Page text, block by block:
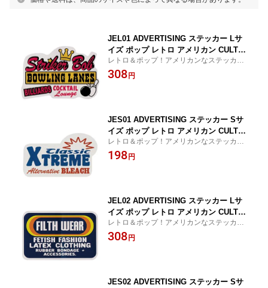
JEL01 ADVERTISING ステッカー Lサ
イズ ポップ レトロ アメリカン CULTUR
E MART ブランド グッズ
レトロ＆ポップ！アメリカンなステッカ
ー！
308円
JES01 ADVERTISING ステッカー Sサ
イズ ポップ レトロ アメリカン CULTUR
E MART ブランド グッズ
レトロ＆ポップ！アメリカンなステッカ
ー！
198円
JEL02 ADVERTISING ステッカー Lサ
イズ ポップ レトロ アメリカン CULTUR
E MART ブランド グッズ
レトロ＆ポップ！アメリカンなステッカ
ー！
308円
JES02 ADVERTISING ステッカー Sサ